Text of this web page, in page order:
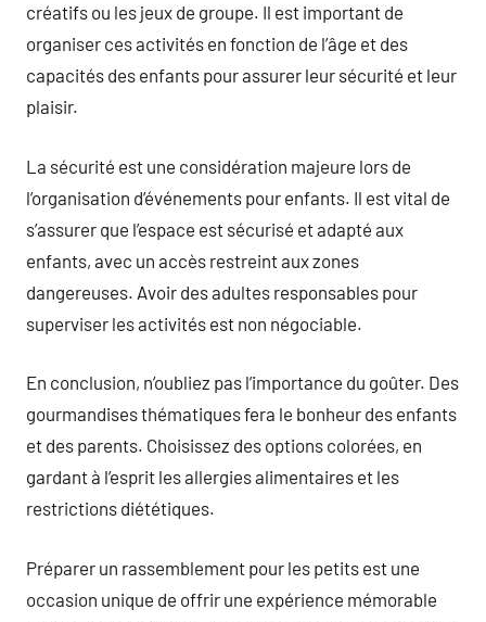
créatifs ou les jeux de groupe. Il est important de
organiser ces activités en fonction de l’âge et des
capacités des enfants pour assurer leur sécurité et leur
plaisir.
La sécurité est une considération majeure lors de
l’organisation d’événements pour enfants. Il est vital de
s’assurer que l’espace est sécurisé et adapté aux
enfants, avec un accès restreint aux zones
dangereuses. Avoir des adultes responsables pour
superviser les activités est non négociable.
En conclusion, n’oubliez pas l’importance du goûter. Des
gourmandises thématiques fera le bonheur des enfants
et des parents. Choisissez des options colorées, en
gardant à l’esprit les allergies alimentaires et les
restrictions diététiques.
Préparer un rassemblement pour les petits est une
occasion unique de offrir une expérience mémorable